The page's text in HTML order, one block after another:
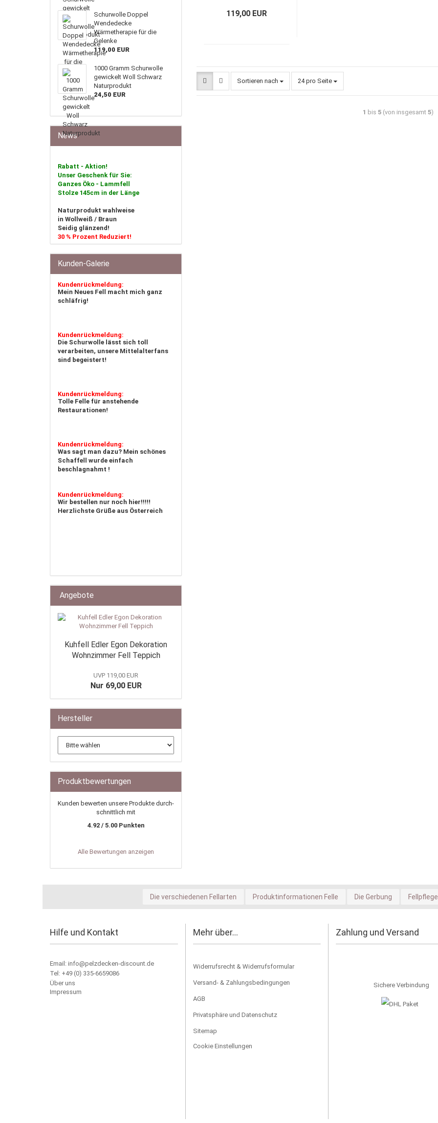
119,00 EUR
Sortieren nach 24 pro Seite
1 bis 5 (von insgesamt 5)
Schurwolle Doppel
Wendedecke
Wärmetherapie für die
Gelenke
119,00 EUR
1000 Gramm Schurwolle
gewickelt Woll Schwarz
Naturprodukt
24,50 EUR
News
Rabatt - Aktion!
Unser Geschenk für Sie:
Ganzes Öko - Lammfell
Stolze 145cm in der Länge
Naturprodukt wahlweise
in Wollweiß / Braun
Seidig glänzend!
30 % Prozent Reduziert!
Unser Geschenk für Sie:
Ganzes Öko - Lammfell
Stolze 145cm in der Länge
Seidig glänzend!
30 % Prozent Reduziert!
Ganzes Öko - Lammfell
Stolze 145cm in der Länge
30 % Prozent Reduziert!
Rabatt - Aktion!
Unser Geschenk für Sie:
Ganzes Öko - Lammfell
Kunden-Galerie
Kundenrückmeldung:
Mein Neues Fell macht mich ganz
schläfrig!
Kundenrückmeldung:
Die Schurwolle lässt sich toll
verarbeiten, unsere Mittelalterfans
sind begeistert!
Kundenrückmeldung:
Tolle Felle für anstehende
Restaurationen!
Kundenrückmeldung:
Was sagt man dazu? Mein schönes
Schaffell wurde einfach
beschlagnahmt !
Kundenrückmeldung:
Wir bestellen nur noch hier!!!!!
Herzlichste Grüße aus Österreich
Angebote
Kuhfell Edler Egon Dekoration
Wohnzimmer Fell Teppich
UVP 119,00 EUR
Nur 69,00 EUR
Hersteller
Produktbewertungen
Kunden bewerten unsere Produkte durch­
schnittlich mit
4.92 / 5.00 Punkten
Alle Bewertungen anzeigen
Die verschiedenen Fellarten Produktinformationen Felle Die Gerbung Fellpflege
Hilfe und Kontakt
Email: info@pelzdecken-discount.de
Tel: +49 (0) 335-6659086
Über uns
Impressum
Mehr über...
Widerrufsrecht & Widerrufsformular
Versand- & Zahlungsbedingungen
AGB
Privatsphäre und Datenschutz
Sitemap
Cookie Einstellungen
Zahlung und Versand
Sichere Verbindung